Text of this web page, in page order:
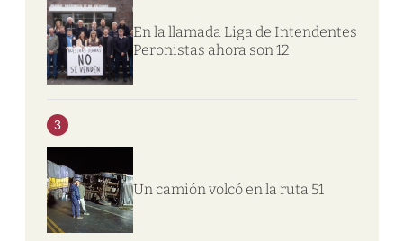
En la llamada Liga de Intendentes
Peronistas ahora son 12
3
Un camión volcó en la ruta 51